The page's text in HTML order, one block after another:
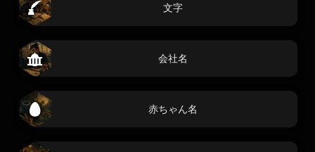
文字
会社名
赤ちゃん名